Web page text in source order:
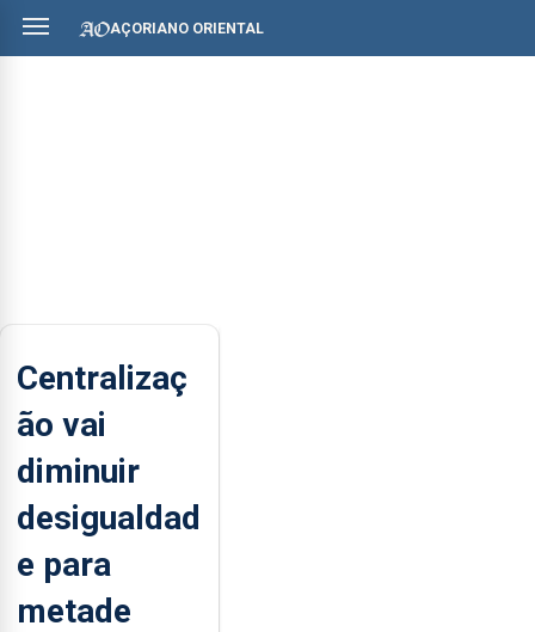
AÇORIANO ORIENTAL
Centralizaç
ão vai
diminuir
desigualdad
e para
metade